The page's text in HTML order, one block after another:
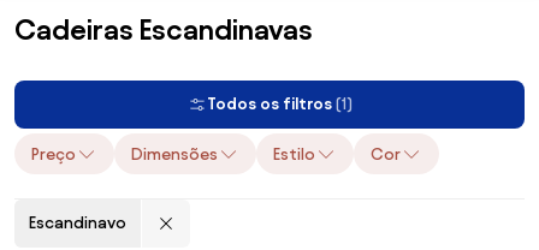
Cadeiras Escandinavas
Móveis Cadeiras Cadeiras Escandinavas
Todos os filtros (1)
Preço Dimensões Estilo Cor
Escandinavo